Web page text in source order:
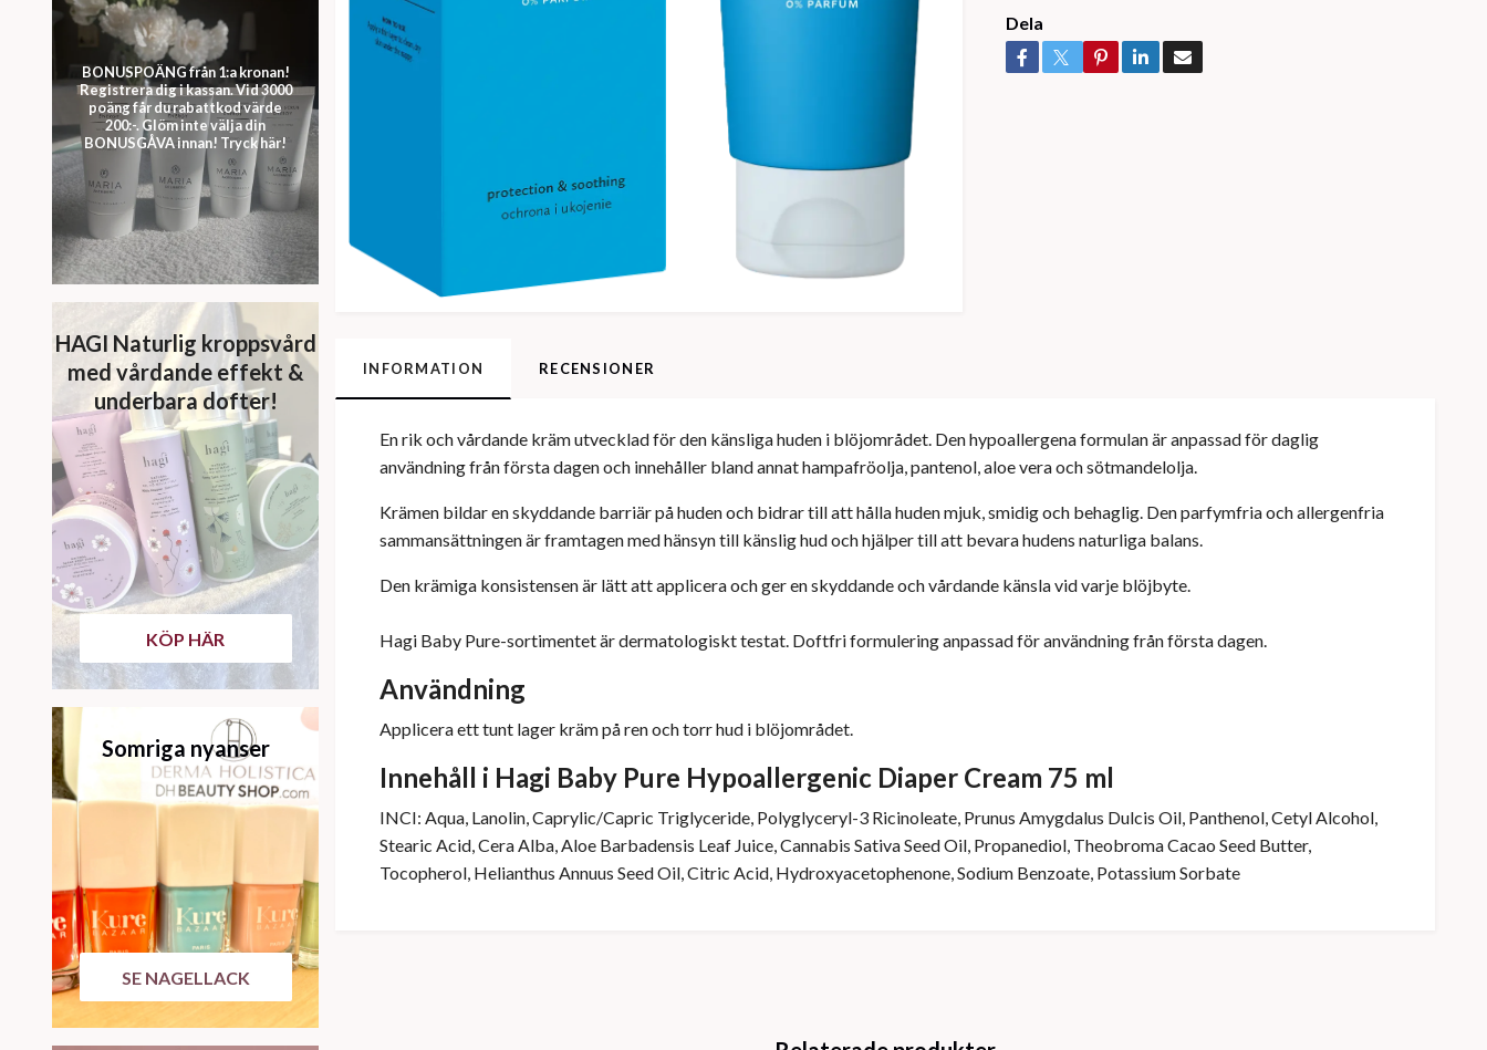
BONUSPOÄNG från 1:a kronan!
Registrera dig i kassan. Vid 3000
poäng får du rabattkod värde
200:-. Glöm inte välja din
BONUSGÅVA innan! Tryck här!
HAGI Naturlig kroppsvård
med vårdande effekt &
underbara dofter!
KÖP HÄR
Somriga nyanser
SE NAGELLACK
Dela
INFORMATION RECENSIONER
En rik och vårdande kräm utvecklad för den känsliga huden i blöjområdet. Den hypoallergena formulan är anpassad för daglig
användning från första dagen och innehåller bland annat hampafröolja, pantenol, aloe vera och sötmandelolja.
Krämen bildar en skyddande barriär på huden och bidrar till att hålla huden mjuk, smidig och behaglig. Den parfymfria och allergenfria
sammansättningen är framtagen med hänsyn till känslig hud och hjälper till att bevara hudens naturliga balans.
Den krämiga konsistensen är lätt att applicera och ger en skyddande och vårdande känsla vid varje blöjbyte.
Hagi Baby Pure-sortimentet är dermatologiskt testat. Doftfri formulering anpassad för användning från första dagen.
Användning
Applicera ett tunt lager kräm på ren och torr hud i blöjområdet.
Innehåll i Hagi Baby Pure Hypoallergenic Diaper Cream 75 ml
INCI: Aqua, Lanolin, Caprylic/Capric Triglyceride, Polyglyceryl-3 Ricinoleate, Prunus Amygdalus Dulcis Oil, Panthenol, Cetyl Alcohol,
Stearic Acid, Cera Alba, Aloe Barbadensis Leaf Juice, Cannabis Sativa Seed Oil, Propanediol, Theobroma Cacao Seed Butter,
Tocopherol, Helianthus Annuus Seed Oil, Citric Acid, Hydroxyacetophenone, Sodium Benzoate, Potassium Sorbate